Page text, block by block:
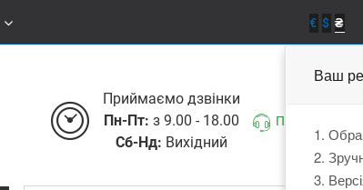
€ $ ₴
Ваш
1.
2.
3.
Приймаємо дзвiнки
Пн-Пт: з 9.00 - 18.00
Сб-Нд: Вихідний
Передзвоніть